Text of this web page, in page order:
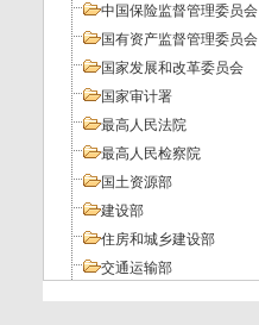
中国保险监督管理委员会
国有资产监督管理委员会
国家发展和改革委员会
国家审计署
最高人民法院
最高人民检察院
国土资源部
建设部
住房和城乡建设部
交通运输部